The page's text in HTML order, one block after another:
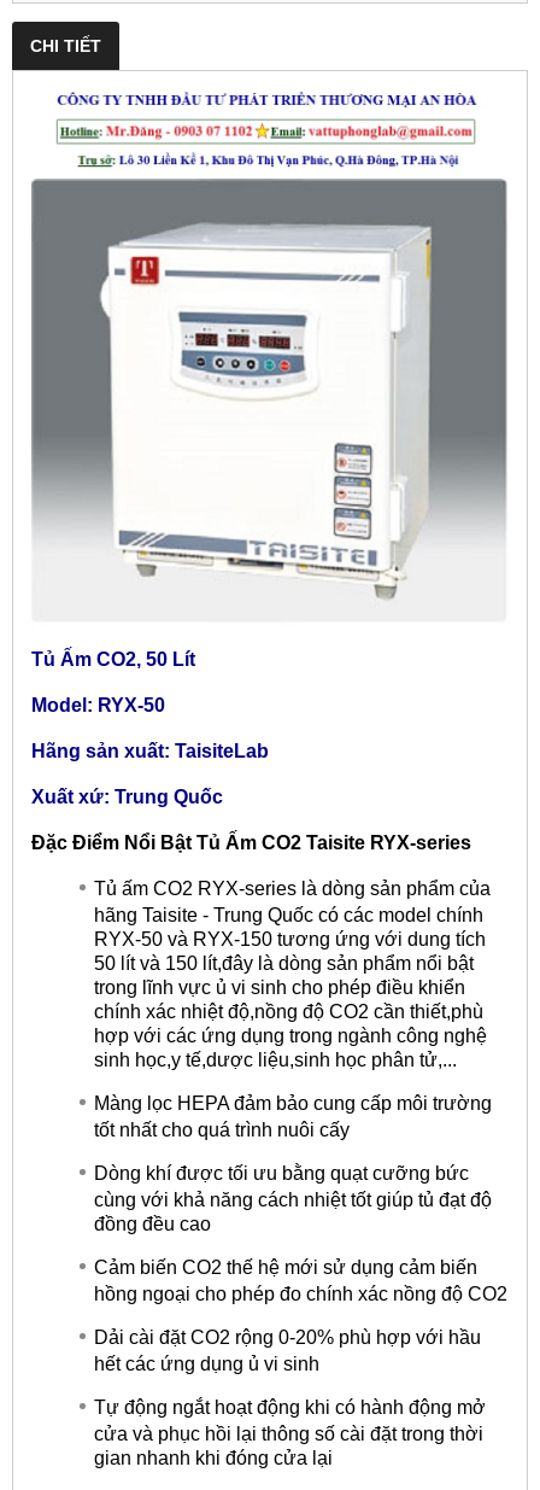
CHI TIẾT
Tủ Ấm CO2, 50 Lít
Model: RYX-50
Hãng sản xuất: TaisiteLab
Xuất xứ: Trung Quốc
Đặc Điểm Nổi Bật Tủ Ấm CO2 Taisite RYX-series
Tủ ấm CO2 RYX-series là dòng sản phẩm của
hãng Taisite - Trung Quốc có các model chính
RYX-50 và RYX-150 tương ứng với dung tích
50 lít và 150 lít,đây là dòng sản phẩm nổi bật
trong lĩnh vực ủ vi sinh cho phép điều khiển
chính xác nhiệt độ,nồng độ CO2 cần thiết,phù
hợp với các ứng dụng trong ngành công nghệ
sinh học,y tế,dược liệu,sinh học phân tử,...
Màng lọc HEPA đảm bảo cung cấp môi trường
tốt nhất cho quá trình nuôi cấy
Dòng khí được tối ưu bằng quạt cưỡng bức
cùng với khả năng cách nhiệt tốt giúp tủ đạt độ
đồng đều cao
Cảm biến CO2 thế hệ mới sử dụng cảm biến
hồng ngoại cho phép đo chính xác nồng độ CO2
Dải cài đặt CO2 rộng 0-20% phù hợp với hầu
hết các ứng dụng ủ vi sinh
Tự động ngắt hoạt động khi có hành động mở
cửa và phục hồi lại thông số cài đặt trong thời
gian nhanh khi đóng cửa lại